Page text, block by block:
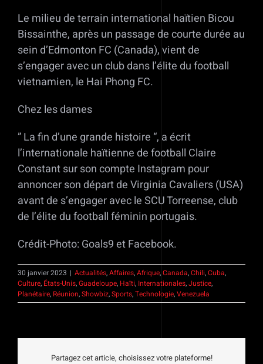
Le milieu de terrain international haïtien Bicou
Bissainthe, après un passage de courte durée au
sein d’Edmonton FC (Canada), vient de
s’engager avec un club dans l’élite du football
vietnamien, le Hai Phong FC.
Chez les dames
” La fin d’une grande histoire “, a écrit
l’internationale haïtienne de football Claire
Constant sur son compte Instagram pour
annoncer son départ de Virginia Cavaliers (USA)
avant de s’engager avec le SCU Torreense, club
de l’élite du football féminin portugais.
Crédit-Photo: Goals9 et Facebook.
30 janvier 2023 | Actualités,Affaires,Afrique,Canada,Chili,Cuba,
Culture, États-Unis,Guadeloupe, Haïti, Internationales,Justice,
Planétaire, Réunion,Showbiz,Sports,Technologie,Venezuela
Partagez cet article, choisissez votre plateforme!